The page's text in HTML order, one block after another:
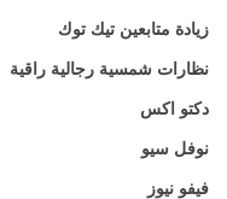
زيادة متابعين تيك توك
نظارات شمسية رجالية راقية
دكتو اكس
نوفل سيو
فيفو نيوز